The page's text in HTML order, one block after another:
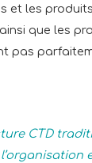
et les
ainsi que les
pas
CTD